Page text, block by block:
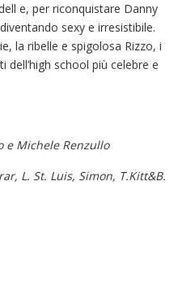
e, per riconquistare Danny
sexy e irresistibile.
la ribelle e spigolosa Rizzo, i
dell’high school più celebre e
e Michele Renzullo
L. St. Luis, Simon, T.Kitt&B.